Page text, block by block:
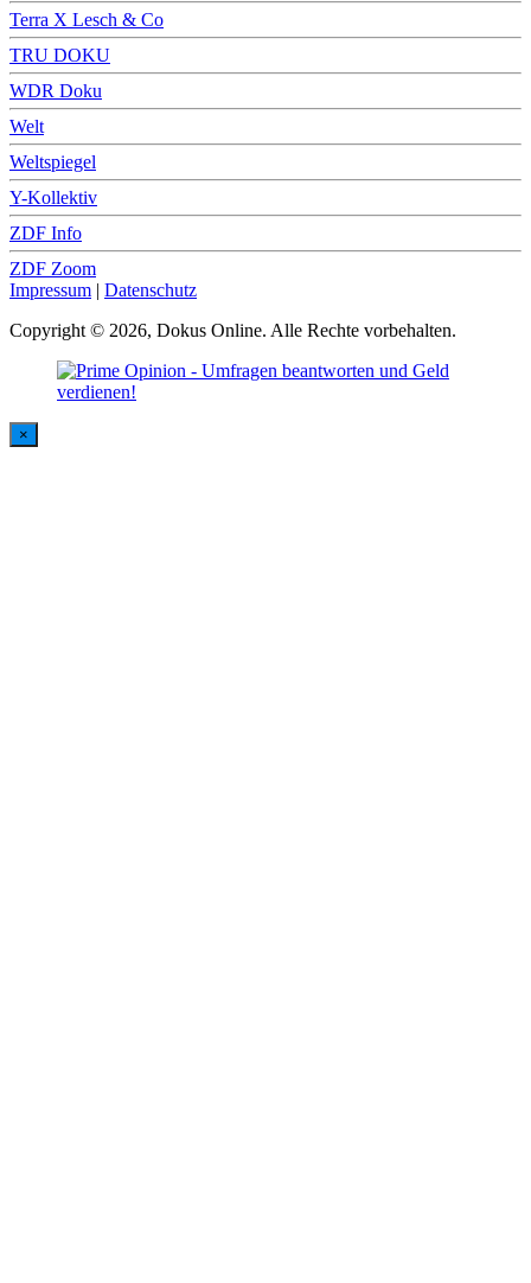
Terra X Lesch & Co
TRU DOKU
WDR Doku
Welt
Weltspiegel
Y-Kollektiv
ZDF Info
ZDF Zoom
Impressum | Datenschutz
Copyright © 2026, Dokus Online. Alle Rechte vorbehalten.
×